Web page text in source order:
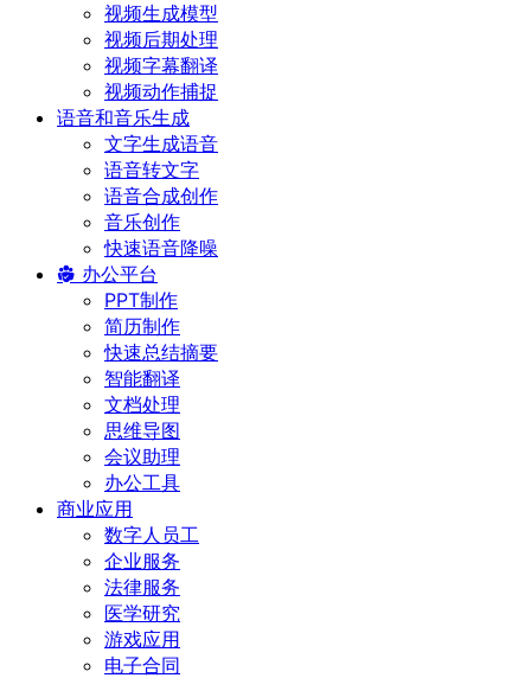
视频生成模型
视频后期处理
视频字幕翻译
视频动作捕捉
语音和音乐生成
文字生成语音
语音转文字
语音合成创作
音乐创作
快速语音降噪
办公平台
PPT制作
简历制作
快速总结摘要
智能翻译
文档处理
思维导图
会议助理
办公工具
商业应用
数字人员工
企业服务
法律服务
医学研究
游戏应用
电子合同